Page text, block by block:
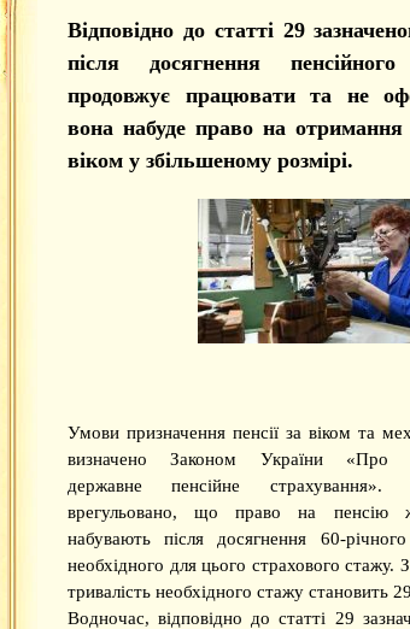
Відповідно до статті 29
після досягнення
продовжує працювати та не
вона набуде право на отримання
віком у збільшеному розмірі.
Умови призначення пенсії за віком та
визначено Законом України «Про
державне пенсійне страхування».
врегульовано, що право на пенсію
набувають після досягнення 60-
необхідного для цього страхового стажу.
тривалість необхідного стажу становить
Водночас, відповідно до статті 29